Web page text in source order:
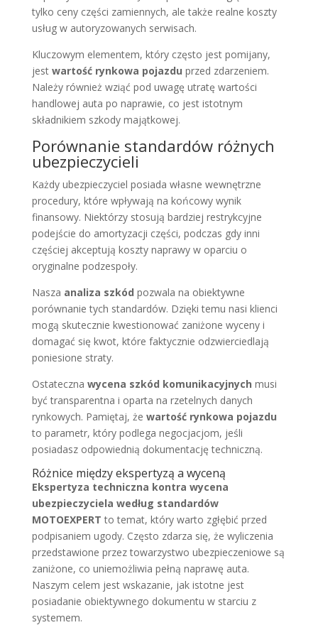
tylko ceny części zamiennych, ale także realne koszty
usług w autoryzowanych serwisach.
Kluczowym elementem, który często jest pomijany,
jest wartość rynkowa pojazdu przed zdarzeniem.
Należy również wziąć pod uwagę utratę wartości
handlowej auta po naprawie, co jest istotnym
składnikiem szkody majątkowej.
Porównanie standardów różnych
ubezpieczycieli
Każdy ubezpieczyciel posiada własne wewnętrzne
procedury, które wpływają na końcowy wynik
finansowy. Niektórzy stosują bardziej restrykcyjne
podejście do amortyzacji części, podczas gdy inni
częściej akceptują koszty naprawy w oparciu o
oryginalne podzespoły.
Nasza analiza szkód pozwala na obiektywne
porównanie tych standardów. Dzięki temu nasi klienci
mogą skutecznie kwestionować zaniżone wyceny i
domagać się kwot, które faktycznie odzwierciedlają
poniesione straty.
Ostateczna wycena szkód komunikacyjnych musi
być transparentna i oparta na rzetelnych danych
rynkowych. Pamiętaj, że wartość rynkowa pojazdu
to parametr, który podlega negocjacjom, jeśli
posiadasz odpowiednią dokumentację techniczną.
Różnice między ekspertyzą a wyceną
Ekspertyza techniczna kontra wycena
ubezpieczyciela według standardów
MOTOEXPERT to temat, który warto zgłębić przed
podpisaniem ugody. Często zdarza się, że wyliczenia
przedstawione przez towarzystwo ubezpieczeniowe są
zaniżone, co uniemożliwia pełną naprawę auta.
Naszym celem jest wskazanie, jak istotne jest
posiadanie obiektywnego dokumentu w starciu z
systemem.